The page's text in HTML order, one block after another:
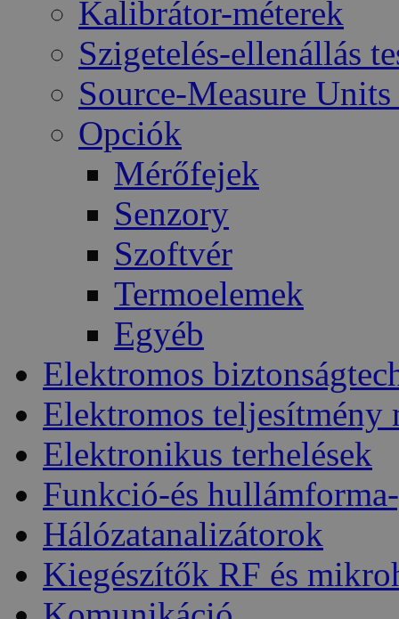
Kalibrátor-méterek
Szigetelés-ellenállás
Source-Measure
Opciók
Mérőfejek
Senzory
Szoftvér
Termoelemek
Egyéb
Elektromos
Elektromos teljesítmény
Elektronikus terhelések
Funkció-és
Hálózatanalizátorok
Kiegészítők RF és